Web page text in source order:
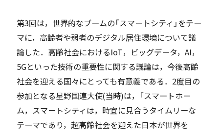
第3回は，世界的なブームの「スマートシティ」をテー
マに，高齢者や弱者のデジタル居住環境について議
論した．高齢社会におけるIoT，ビッグデータ，AI，
5Gといった技術の重要性に関する議論は，今後高齢
社会を迎える国々にとっても有意義である．2度目の
参加となる星野国連大使(当時)は，「スマートホー
ム，スマートシティは，時宜に見合うタイムリーな
テーマであり，超高齢社会を迎えた日本が世界を